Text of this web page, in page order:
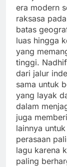
era modern
raksasa
batas
luas hingga
yang
tinggi.
dari jalur
sama untuk
yang layak
dalam
juga
lainnya
perasaan
lagu karena
paling